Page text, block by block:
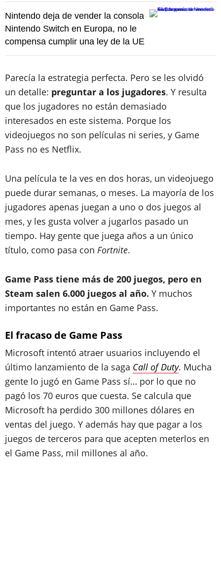
Nintendo deja de vender la consola
Nintendo Switch en Europa, no le
compensa cumplir una ley de la UE
Parecía la estrategia perfecta. Pero se les olvidó
un detalle: preguntar a los jugadores. Y resulta
que los jugadores no están demasiado
interesados en este sistema. Porque los
videojuegos no son películas ni series, y Game
Pass no es Netflix.
Una película te la ves en dos horas, un videojuego
puede durar semanas, o meses. La mayoría de los
jugadores apenas juegan a uno o dos juegos al
mes, y les gusta volver a jugarlos pasado un
tiempo. Hay gente que juega años a un único
título, como pasa con Fortnite.
Game Pass tiene más de 200 juegos, pero en
Steam salen 6.000 juegos al año. Y muchos
importantes no están en Game Pass.
El fracaso de Game Pass
Microsoft intentó atraer usuarios incluyendo el
último lanzamiento de la saga Call of Duty. Mucha
gente lo jugó en Game Pass sí… por lo que no
pagó los 70 euros que cuesta. Se calcula que
Microsoft ha perdido 300 millones dólares en
ventas del juego. Y además hay que pagar a los
juegos de terceros para que acepten meterlos en
el Game Pass, mil millones al año.